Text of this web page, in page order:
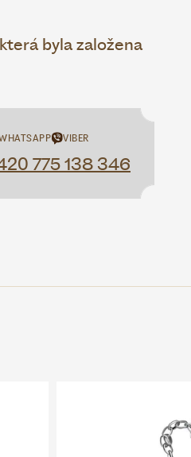
byla založena
VIBER
775 138 346